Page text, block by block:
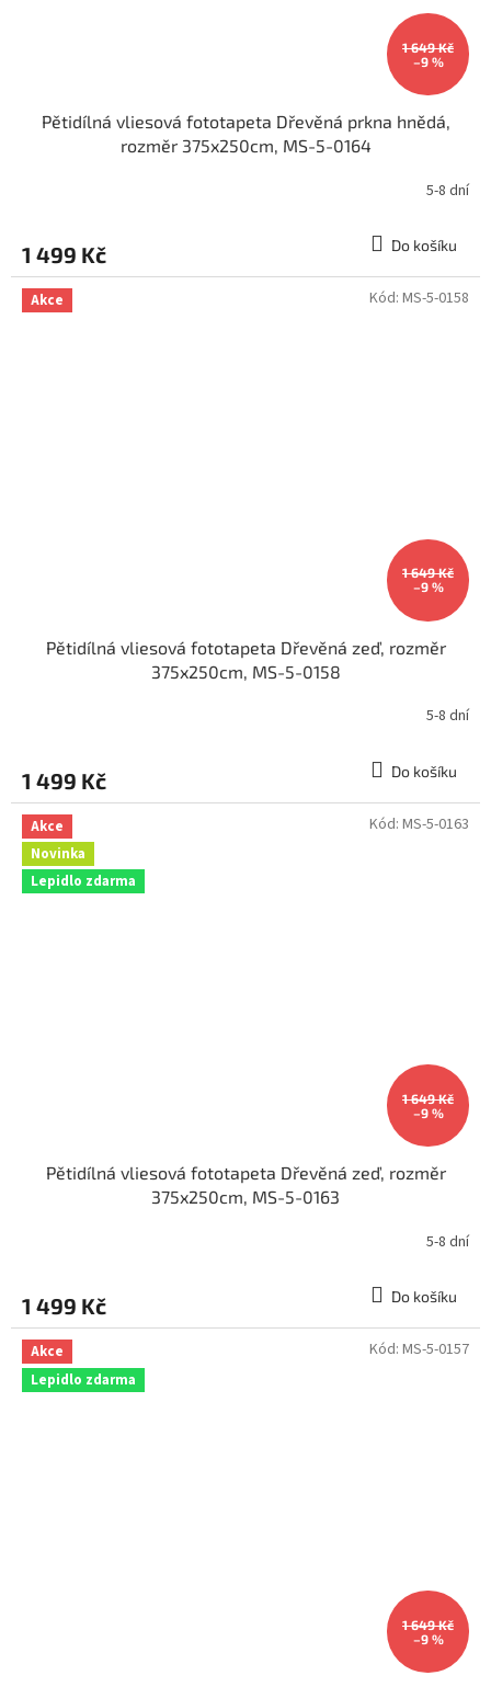
1 649 Kč
–9 %
Pětidílná vliesová fototapeta Dřevěná prkna hnědá,
rozměr 375x250cm, MS-5-0164
5-8 dní
1 499 Kč Do košíku
Akce
1 649 Kč
–9 %
Pětidílná vliesová fototapeta Dřevěná zeď, rozměr
375x250cm, MS-5-0158
5-8 dní
1 499 Kč Do košíku
Kód: MS-5-0158
Akce
Novinka
Lepidlo zdarma
1 649 Kč
–9 %
Pětidílná vliesová fototapeta Dřevěná zeď, rozměr
375x250cm, MS-5-0163
5-8 dní
1 499 Kč Do košíku
Kód: MS-5-0163
Akce
Lepidlo zdarma
1 649 Kč
–9 %
Kód: MS-5-0157